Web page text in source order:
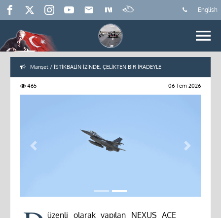
English
Manşet / İSTİKBALİN İZİNDE, ÇELİKTEN BİR İRADEYLE
465 06 Tem 2026
Previous Next
üzenli olarak yapılan NEXUS ACE